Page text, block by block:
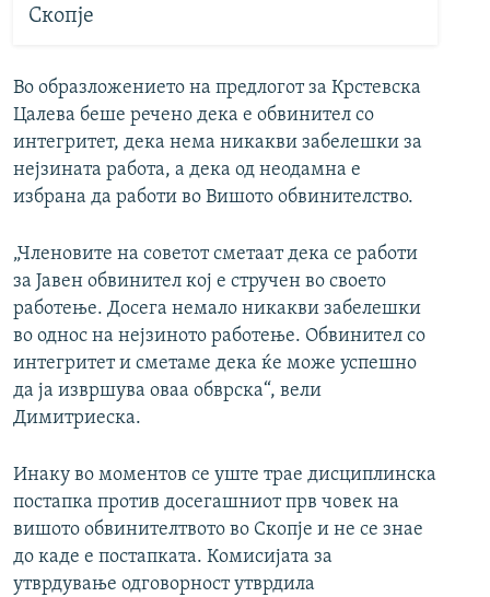
Скопје
Во образложението на предлогот за Крстевска
Цалева беше речено дека е обвинител со
интегритет, дека нема никакви забелешки за
нејзината работа, а дека од неодамна е
избрана да работи во Вишото обвинителство.
„Членовите на советот сметаат дека се работи
за Јавен обвинител кој е стручен во своето
работење. Досега немало никакви забелешки
во однос на нејзиното работење. Обвинител со
интегритет и сметаме дека ќе може успешно
да ја извршува оваа обврска“, вели
Димитриеска.
Инаку во моментов се уште трае дисциплинска
постапка против досегашниот прв човек на
вишото обвинителтвото во Скопје и не се знае
до каде е постапката. Комисијата за
утврдување одговорност утврдила